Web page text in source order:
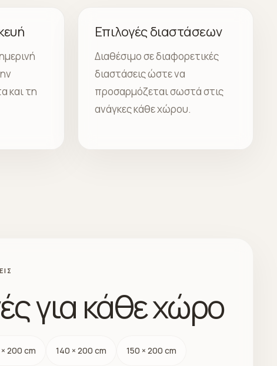
και τη
Επιλογές διαστάσεων
Διαθέσιμο σε διαφορετικές
διαστάσεις ώστε να
προσαρμόζεται σωστά στις
ανάγκες κάθε χώρου.
για κάθε χώρο
× 200 cm 140 × 200 cm 150 × 200 cm